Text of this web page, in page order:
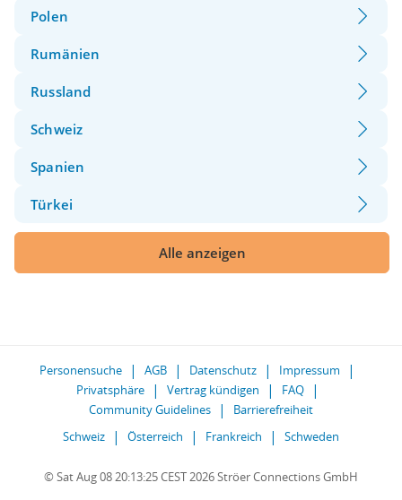
Polen
Rumänien
Russland
Schweiz
Spanien
Türkei
Alle anzeigen
Personensuche AGB Datenschutz
Impressum
Privatsphäre
Vertrag kündigen
FAQ
Community Guidelines
Barrierefreiheit
Schweiz
Österreich Frankreich Schweden
© Sat Aug 08 20:13:25 CEST 2026 Ströer Connections GmbH